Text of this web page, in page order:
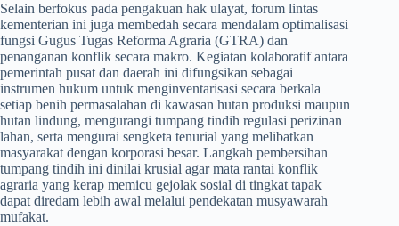
​Selain berfokus pada pengakuan hak ulayat, forum lintas
kementerian ini juga membedah secara mendalam optimalisasi
fungsi Gugus Tugas Reforma Agraria (GTRA) dan
penanganan konflik secara makro. Kegiatan kolaboratif antara
pemerintah pusat dan daerah ini difungsikan sebagai
instrumen hukum untuk menginventarisasi secara berkala
setiap benih permasalahan di kawasan hutan produksi maupun
hutan lindung, mengurangi tumpang tindih regulasi perizinan
lahan, serta mengurai sengketa tenurial yang melibatkan
masyarakat dengan korporasi besar. Langkah pembersihan
tumpang tindih ini dinilai krusial agar mata rantai konflik
agraria yang kerap memicu gejolak sosial di tingkat tapak
dapat diredam lebih awal melalui pendekatan musyawarah
mufakat.